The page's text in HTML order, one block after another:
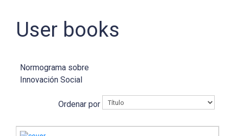
User books
Normograma sobre
Innovación Social
Ordenar por